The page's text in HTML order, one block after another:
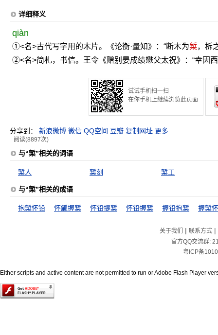
详细释义
qiàn
①<名>古代写字用的木片。《论衡·量知》：“断木为椠，柝
②<名>简札，书信。王令《赠别晏成绩懋父太祝》：“幸因
试试手机扫一扫
在你手机上继续浏览此页面
分享到： 新浪微博 微信 QQ空间 豆瓣 复制网址 更多
阅读(8897次)
与“椠”相关的词语
椠人 椠刻 椠工
与“椠”相关的成语
抱椠怀铅 怀觚握椠 怀铅提椠 怀铅握椠 握铅抱椠 握椠
关于我们 | 联系方式|
官方QQ交流群:
粤ICP备
Either scripts and active content are not permitted to run or Adobe Flash Player